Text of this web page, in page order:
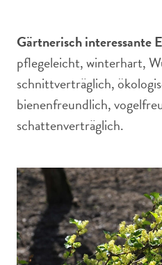
Gärtnerisch interessante
pflegeleicht, winterhart,
schnittverträglich,
bienenfreundlich,
schattenverträglich.